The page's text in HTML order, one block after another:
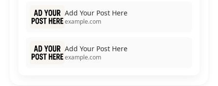
Add Your Post Here
example.com
Add Your Post Here
example.com